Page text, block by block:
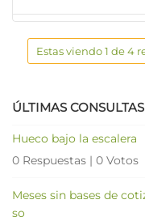
Estas viendo 1 de 4
ÚLTIMAS CONSULTAS
Hueco bajo la escalera
0 Respuestas | 0 Votos
Meses sin bases de
so